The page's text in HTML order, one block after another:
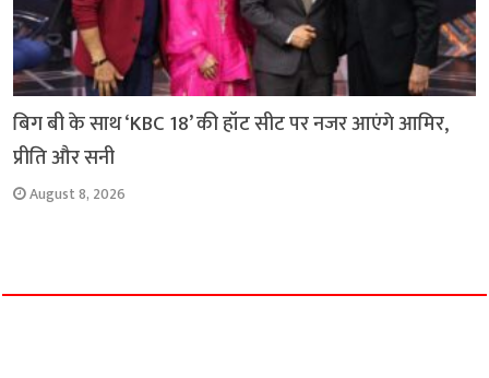
बिग बी के साथ ‘KBC 18’ की हॉट सीट पर नजर आएंगे आमिर,
प्रीति और सनी
August 8, 2026